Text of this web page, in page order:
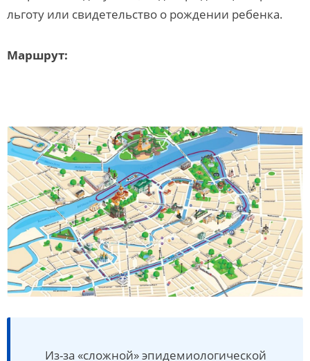
льготу или свидетельство о рождении ребенка.
Маршрут:
Из-за «сложной» эпидемиологической